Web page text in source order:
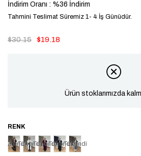
İndirim Oranı : %36 İndirim
Tahmini Teslimat Süremiz 1- 4 İş Günüdür.
$30.15 $19.18
Ürün stoklarımızda
TükendiTükendiTükendiTükendiTükendi